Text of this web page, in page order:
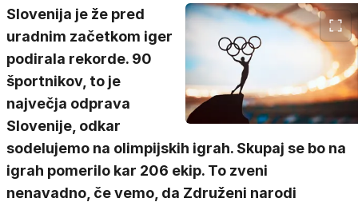
Slovenija je že pred
uradnim začetkom iger
podirala rekorde. 90
športnikov, to je
največja odprava
Slovenije, odkar
sodelujemo na olimpijskih igrah. Skupaj se bo na
igrah pomerilo kar 206 ekip. To zveni
nenavadno, če vemo, da Združeni narodi